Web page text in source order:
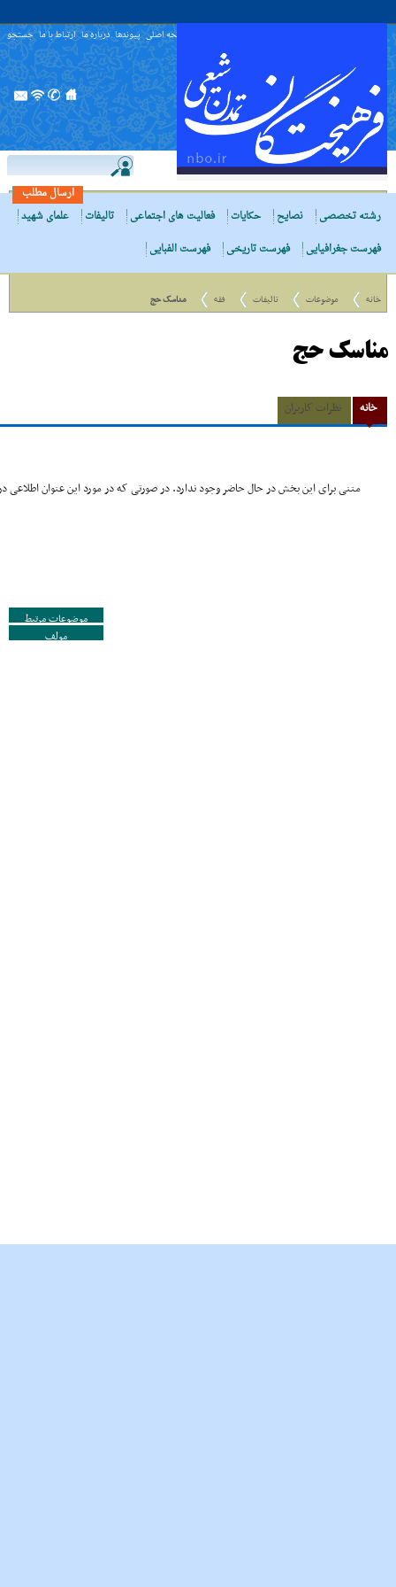
صفحه اصلی پیوندها درباره ما ارتباط با ما جستجو
ارسال مطلب
رشته تخصصی
نصایح حکایات فعالیت های اجتماعی تالیفات
علمای شهید
فهرست جغرافیایی
فهرست تاریخی فهرست الفبایی
خانه موضوعات تالیفات فقه مناسک حج
مناسک حج
خانه نظرات کاربران
متنی برای این بخش در حال حاضر وجود ندارد. در صورتی که در مورد این عنوان اطلاعی
موضوعات مرتبط
مولف